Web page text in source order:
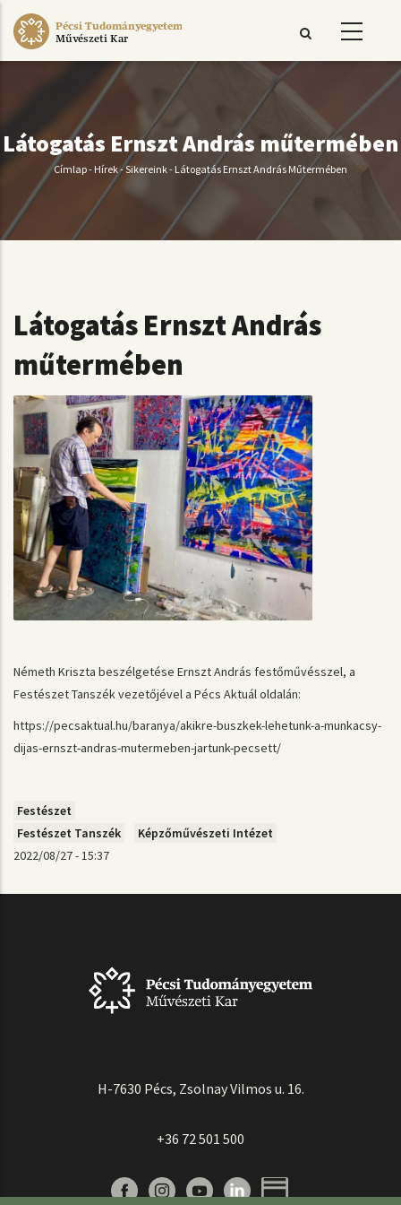
Ugrás
Pécsi Tudományegyetem
Művészeti Kar
Látogatás Ernszt András műtermében
Morzsa
Címlap- Hírek-Sikereink- Látogatás Ernszt András Műtermében
Látogatás Ernszt András
műtermében
Németh Kriszta beszélgetése Ernszt András festőművésszel, a
Festészet Tanszék vezetőjével a Pécs Aktuál oldalán:
https://pecsaktual.hu/baranya/akikre-buszkek-lehetunk-a-munkacsy-
dijas-ernszt-andras-mutermeben-jartunk-pecsett/
Festészet
Festészet Tanszék
Képzőművészeti Intézet
2022/08/27 - 15:37
H-7630 Pécs, Zsolnay Vilmos u. 16.
+36 72 501 500